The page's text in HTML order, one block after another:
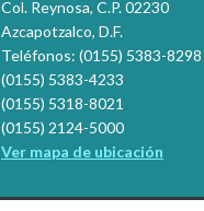
Col. Reynosa, C.P. 02230
Azcapotzalco, D.F.
Teléfonos: (0155) 5383-8298
(0155) 5383-4233
(0155) 5318-8021
(0155) 2124-5000
Ver mapa de ubicación